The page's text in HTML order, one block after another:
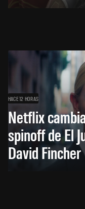
HACE 12 HORAS
Netflix
spinoff de El
David Fincher